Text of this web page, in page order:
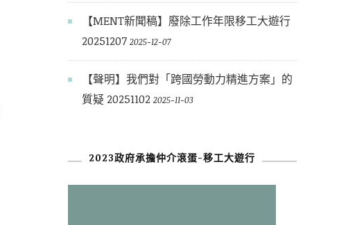
【MENT新聞稿】廢除工作年限移工大遊行
20251207 2025-12-07
【聲明】我們對「跨國勞動力精進方案」的
質疑 20251102 2025-11-03
2023政府承擔仲介滾蛋-移工大遊行